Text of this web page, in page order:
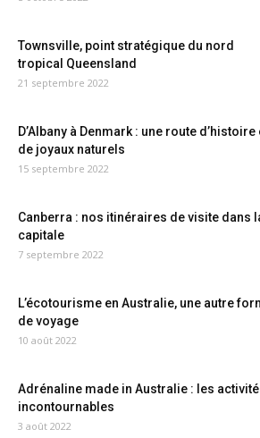
Townsville, point stratégique du nord
tropical Queensland
21 septembre 2022
D’Albany à Denmark : une route d’histoire
de joyaux naturels
15 septembre 2022
Canberra : nos itinéraires de visite dans
capitale
7 septembre 2022
L’écotourisme en Australie, une autre
de voyage
10 août 2022
Adrénaline made in Australie : les
incontournables
3 août 2022